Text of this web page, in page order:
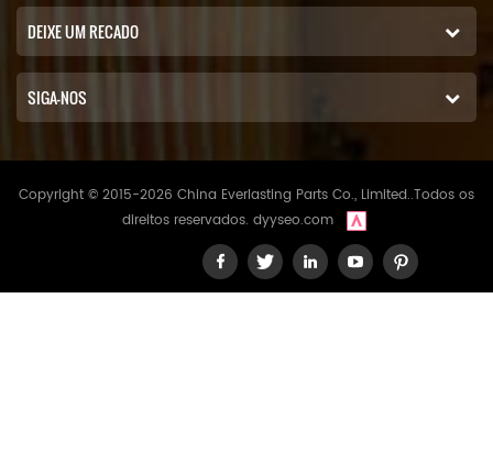
DEIXE UM RECADO
SIGA-NOS
Copyright © 2015-2026 China Everlasting Parts Co., Limited..Todos os
direitos reservados. dyyseo.com